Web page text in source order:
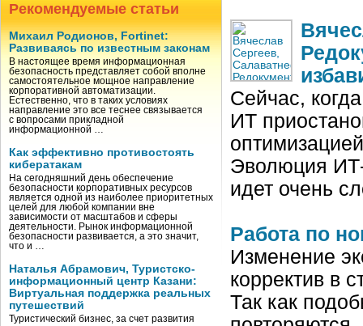
Рекомендуемые статьи
Михаил Родионов, Fortinet:
Развиваясь по известным законам
В настоящее время информационная
безопасность представляет собой вполне
самостоятельное мощное направление
корпоративной автоматизации.
Естественно, что в таких условиях
направление это все теснее связывается
с вопросами прикладной
информационной …
Как эффективно противостоять
кибератакам
На сегодняшний день обеспечение
безопасности корпоративных ресурсов
является одной из наиболее приоритетных
целей для любой компании вне
зависимости от масштабов и сферы
деятельности. Рынок информационной
безопасности развивается, а это значит,
что и …
Наталья Абрамович, Туристско-
информационный центр Казани:
Виртуальная поддержка реальных
путешествий
Туристический бизнес, за счет развития
Сейчас,
ИТ
Эволюция
идет очень
Работа по
Изменение
корректив в
Так как